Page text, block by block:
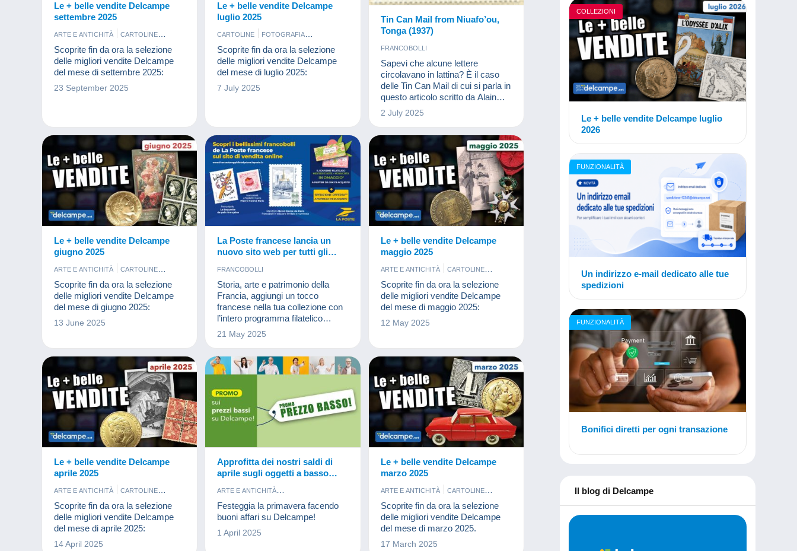
Le + belle vendite Delcampe
settembre 2025
ARTE E ANTICHITÀ
CARTOLINE
FOTOGRAFIA
FRANCOBOLLI
MONETE & BANCONOTE
Scoprite fin da ora la selezione
delle migliori vendite Delcampe
del mese di settembre 2025:
23 September 2025
Le + belle vendite Delcampe
luglio 2025
CARTOLINE
FOTOGRAFIA
FRANCOBOLLI
MONETE & BANCONOTE
Scoprite fin da ora la selezione
delle migliori vendite Delcampe
del mese di luglio 2025:
7 July 2025
Tin Can Mail from Niuafo’ou,
Tonga (1937)
FRANCOBOLLI
Sapevi che alcune lettere
circolavano in lattina? È il caso
delle Tin Can Mail di cui si parla in
questo articolo scritto da Alain
Israël, Presidente del Club
Tematico della Croce Rossa.
2 July 2025
Le + belle vendite Delcampe
giugno 2025
ARTE E ANTICHITÀ
CARTOLINE
FOTOGRAFIA
FRANCOBOLLI
MONETE & BANCONOTE
Scoprite fin da ora la selezione
delle migliori vendite Delcampe
del mese di giugno 2025:
13 June 2025
La Poste francese lancia un
nuovo sito web per tutti gli
francobolli di Francia.
FRANCOBOLLI
Storia, arte e patrimonio della
Francia, aggiungi un tocco
francese nella tua collezione con
l’intero programma filatelico
ufficiale (francobolli singoli, libretti,
foglietti e creazioni di eccezione).
21 May 2025
Le + belle vendite Delcampe
maggio 2025
ARTE E ANTICHITÀ
CARTOLINE
FOTOGRAFIA
FRANCOBOLLI
MONETE & BANCONOTE
Scoprite fin da ora la selezione
delle migliori vendite Delcampe
del mese di maggio 2025:
12 May 2025
Le + belle vendite Delcampe
aprile 2025
ARTE E ANTICHITÀ
CARTOLINE
FOTOGRAFIA
FRANCOBOLLI
MONETE & BANCONOTE
Scoprite fin da ora la selezione
delle migliori vendite Delcampe
del mese di aprile 2025:
14 April 2025
Approfitta dei nostri saldi di
aprile sugli oggetti a basso
costo su Delcampe!
ARTE E ANTICHITÀ
BAR E ALIMENTAZIONE
CARTOLINE
COMMERCIALE
FRANCOBOLLI
LIBRI E RIVISTE
MONETE & BANCONOTE
Festeggia la primavera facendo
buoni affari su Delcampe!
1 April 2025
Le + belle vendite Delcampe
marzo 2025
ARTE E ANTICHITÀ
CARTOLINE
FOTOGRAFIA
FRANCOBOLLI
MONETE & BANCONOTE
Scoprite fin da ora la selezione
delle migliori vendite Delcampe
del mese di marzo 2025.
17 March 2025
COLLEZIONI
Le + belle vendite Delcampe luglio
2026
FUNZIONALITÀ
Un indirizzo e-mail dedicato alle tue
spedizioni
FUNZIONALITÀ
Bonifici diretti per ogni transazione
Il blog di Delcampe